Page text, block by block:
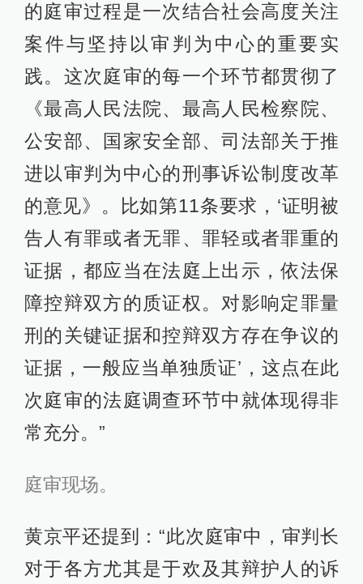
的庭审过程是一次结合社会高度关注
案件与坚持以审判为中心的重要实
践。这次庭审的每一个环节都贯彻了
《最高人民法院、最高人民检察院、
公安部、国家安全部、司法部关于推
进以审判为中心的刑事诉讼制度改革
的意见》。比如第11条要求，‘证明被
告人有罪或者无罪、罪轻或者罪重的
证据，都应当在法庭上出示，依法保
障控辩双方的质证权。对影响定罪量
刑的关键证据和控辩双方存在争议的
证据，一般应当单独质证’，这点在此
次庭审的法庭调查环节中就体现得非
常充分。”
庭审现场。
黄京平还提到：“此次庭审中，审判长
对于各方尤其是于欢及其辩护人的诉